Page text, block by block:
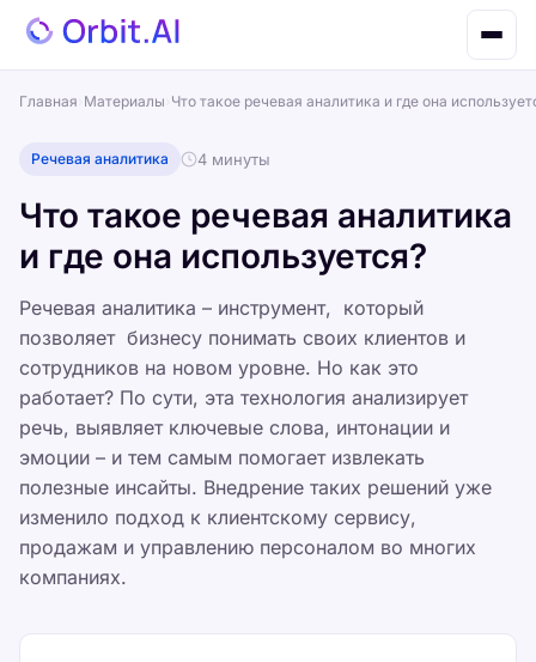
Главная Материалы Что такое речевая аналитика и где она
Речевая аналитика 4 минуты
Что такое речевая аналитика
и где она используется?
Речевая аналитика – инструмент, который
позволяет бизнесу понимать своих клиентов и
сотрудников на новом уровне. Но как это
работает? По сути, эта технология анализирует
речь, выявляет ключевые слова, интонации и
эмоции – и тем самым помогает извлекать
полезные инсайты. Внедрение таких решений уже
изменило подход к клиентскому сервису,
продажам и управлению персоналом во многих
компаниях.